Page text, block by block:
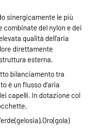
sinergicamente le più
del nylon e dei
qualità dell’aria
direttamente
esterna.
bilanciamento tra
è un flusso d’aria
capelli. In dotazione col